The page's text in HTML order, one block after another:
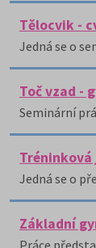
Tělocvik -
Jedná se o
Toč vzad -
Seminární
Jedná se o
Základní
Práce